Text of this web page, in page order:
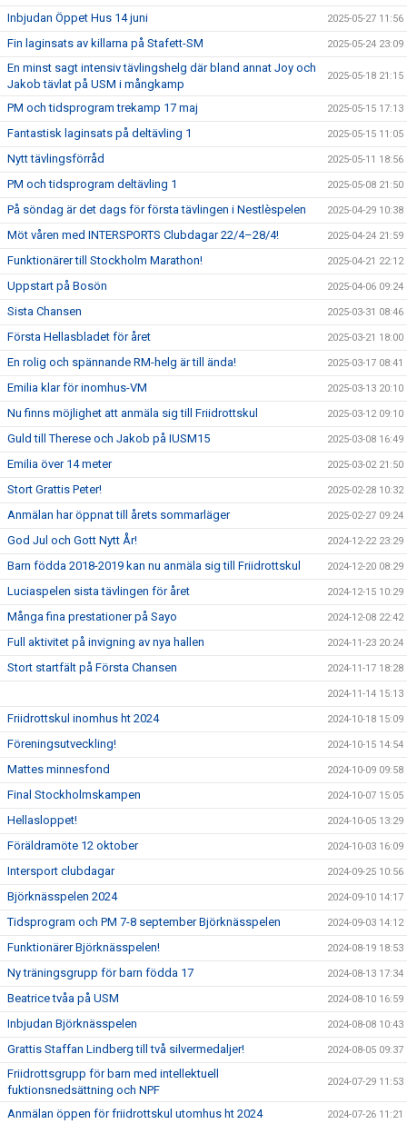
Inbjudan Öppet Hus 14 juni 2025-05-27 11:56
Fin laginsats av killarna på Stafett-SM 2025-05-24 23:09
En minst sagt intensiv tävlingshelg där bland annat Joy och
Jakob tävlat på USM i mångkamp
2025-05-18 21:15
PM och tidsprogram trekamp 17 maj 2025-05-15 17:13
Fantastisk laginsats på deltävling 1 2025-05-15 11:05
Nytt tävlingsförråd 2025-05-11 18:56
PM och tidsprogram deltävling 1 2025-05-08 21:50
På söndag är det dags för första tävlingen i Nestlèspelen 2025-04-29 10:38
Möt våren med INTERSPORTS Clubdagar 22/4–28/4! 2025-04-24 21:59
Funktionärer till Stockholm Marathon! 2025-04-21 22:12
Uppstart på Bosön 2025-04-06 09:24
Sista Chansen 2025-03-31 08:46
Första Hellasbladet för året 2025-03-21 18:00
En rolig och spännande RM-helg är till ända! 2025-03-17 08:41
Emilia klar för inomhus-VM 2025-03-13 20:10
Nu finns möjlighet att anmäla sig till Friidrottskul 2025-03-12 09:10
Guld till Therese och Jakob på IUSM15 2025-03-08 16:49
Emilia över 14 meter 2025-03-02 21:50
Stort Grattis Peter! 2025-02-28 10:32
Anmälan har öppnat till årets sommarläger 2025-02-27 09:24
God Jul och Gott Nytt År! 2024-12-22 23:29
Barn födda 2018-2019 kan nu anmäla sig till Friidrottskul 2024-12-20 08:29
Luciaspelen sista tävlingen för året 2024-12-15 10:29
Många fina prestationer på Sayo 2024-12-08 22:42
Full aktivitet på invigning av nya hallen 2024-11-23 20:24
Stort startfält på Första Chansen 2024-11-17 18:28
2024-11-14 15:13
Friidrottskul inomhus ht 2024 2024-10-18 15:09
Föreningsutveckling! 2024-10-15 14:54
Mattes minnesfond 2024-10-09 09:58
Final Stockholmskampen 2024-10-07 15:05
Hellasloppet! 2024-10-05 13:29
Föräldramöte 12 oktober 2024-10-03 16:09
Intersport clubdagar 2024-09-25 10:56
Björknässpelen 2024 2024-09-10 14:17
Tidsprogram och PM 7-8 september Björknässpelen 2024-09-03 14:12
Funktionärer Björknässpelen! 2024-08-19 18:53
Ny träningsgrupp för barn födda 17 2024-08-13 17:34
Beatrice tvåa på USM 2024-08-10 16:59
Inbjudan Björknässpelen 2024-08-08 10:43
Grattis Staffan Lindberg till två silvermedaljer! 2024-08-05 09:37
Friidrottsgrupp för barn med intellektuell
fuktionsnedsättning och NPF
2024-07-29 11:53
Anmälan öppen för friidrottskul utomhus ht 2024 2024-07-26 11:21